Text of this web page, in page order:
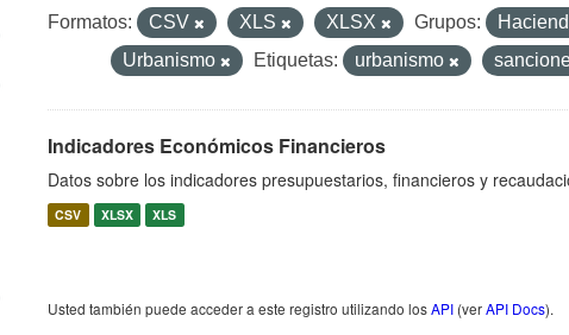
Formatos: CSV XLS XLSX Grupos:
Urbanismo
Etiquetas: urbanismo
Indicadores Económicos Financieros
Datos sobre los indicadores presupuestarios, financieros y
CSV XLSX XLS
Usted también puede acceder a este registro utilizando losAPI (verAPI Docs).